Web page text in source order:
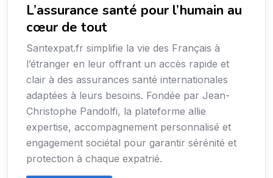
L’assurance santé pour l’humain au
cœur de tout
Santexpat.fr simplifie la vie des Français à
l’étranger en leur offrant un accès rapide et
clair à des assurances santé internationales
adaptées à leurs besoins. Fondée par Jean-
Christophe Pandolfi, la plateforme allie
expertise, accompagnement personnalisé et
engagement sociétal pour garantir sérénité et
protection à chaque expatrié.